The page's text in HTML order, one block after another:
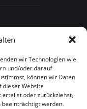
wir Technologien wie
und/oder darauf
können wir Daten
dieser Website
erteilst oder zurückziehst,
beeinträchtigt werden.